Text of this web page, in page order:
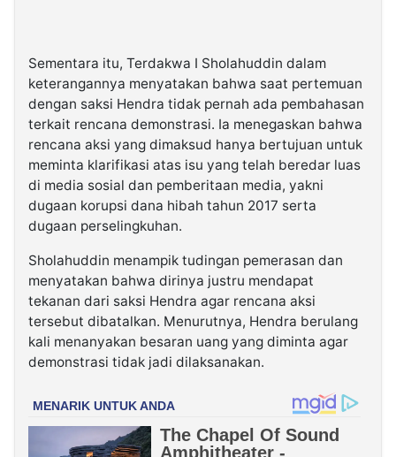
Sementara itu, Terdakwa I Sholahuddin dalam
keterangannya menyatakan bahwa saat pertemuan
dengan saksi Hendra tidak pernah ada pembahasan
terkait rencana demonstrasi. Ia menegaskan bahwa
rencana aksi yang dimaksud hanya bertujuan untuk
meminta klarifikasi atas isu yang telah beredar luas
di media sosial dan pemberitaan media, yakni
dugaan korupsi dana hibah tahun 2017 serta
dugaan perselingkuhan.
Sholahuddin menampik tudingan pemerasan dan
menyatakan bahwa dirinya justru mendapat
tekanan dari saksi Hendra agar rencana aksi
tersebut dibatalkan. Menurutnya, Hendra berulang
kali menanyakan besaran uang yang diminta agar
demonstrasi tidak jadi dilaksanakan.